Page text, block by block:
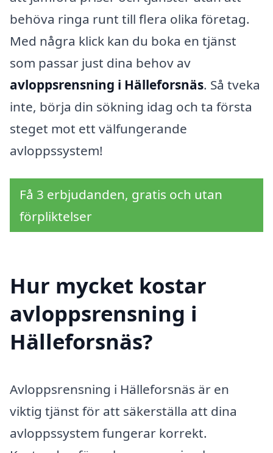
behöva ringa runt till flera olika företag.
Med några klick kan du boka en tjänst
som passar just dina behov av
avloppsrensning i Hälleforsnäs. Så tveka
inte, börja din sökning idag och ta första
steget mot ett välfungerande
avloppssystem!
Få 3 erbjudanden, gratis och utan
förpliktelser
Hur mycket kostar
avloppsrensning i
Hälleforsnäs?
Avloppsrensning i Hälleforsnäs är en
viktig tjänst för att säkerställa att dina
avloppssystem fungerar korrekt.